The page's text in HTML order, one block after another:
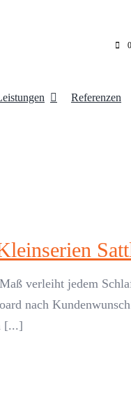
Referenzen
verleiht jedem
nach
[...]